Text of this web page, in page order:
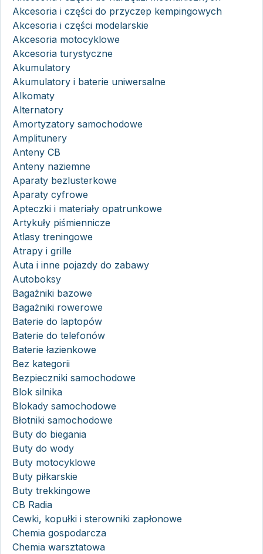
Akcesoria i części do przyczep kempingowych
Akcesoria i części modelarskie
Akcesoria motocyklowe
Akcesoria turystyczne
Akumulatory
Akumulatory i baterie uniwersalne
Alkomaty
Alternatory
Amortyzatory samochodowe
Amplitunery
Anteny CB
Anteny naziemne
Aparaty bezlusterkowe
Aparaty cyfrowe
Apteczki i materiały opatrunkowe
Artykuły piśmiennicze
Atlasy treningowe
Atrapy i grille
Auta i inne pojazdy do zabawy
Autoboksy
Bagażniki bazowe
Bagażniki rowerowe
Baterie do laptopów
Baterie do telefonów
Baterie łazienkowe
Bez kategorii
Bezpieczniki samochodowe
Blok silnika
Blokady samochodowe
Błotniki samochodowe
Buty do biegania
Buty do wody
Buty motocyklowe
Buty piłkarskie
Buty trekkingowe
CB Radia
Cewki, kopułki i sterowniki zapłonowe
Chemia gospodarcza
Chemia warsztatowa